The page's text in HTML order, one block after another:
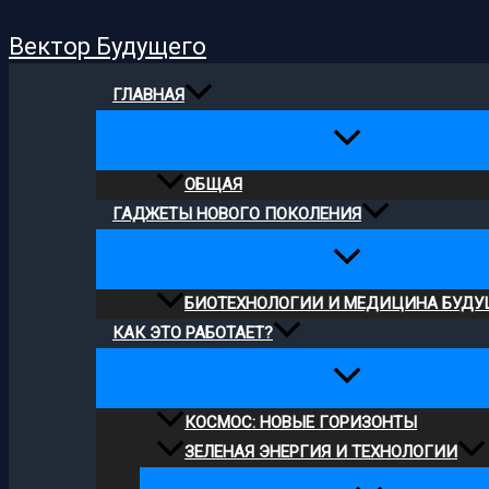
кВектор Будущего
ГЛАВНАЯ
ОБЩАЯ
ГАДЖЕТЫ НОВОГО ПОКОЛЕНИЯ
БИОТЕХНОЛОГИИ И МЕДИЦИНА
КАК ЭТО РАБОТАЕТ?
КОСМОС: НОВЫЕ ГОРИЗОНТЫ
ЗЕЛЕНАЯ ЭНЕРГИЯ И ТЕХНОЛОГИИ